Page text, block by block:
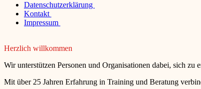
Datenschutzerklärung
Kontakt
Impressum
Herzlich willkommen
Wir unterstützen Personen und Organisationen dabei, sich zu
Mit über 25 Jahren Erfahrung in Training und Beratung